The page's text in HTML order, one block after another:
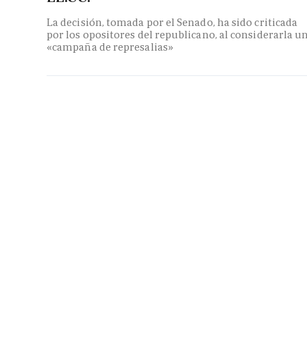
La decisión, tomada por el Senado, ha sido criticada
por los opositores del republicano, al considerarla
«campaña de represalias»